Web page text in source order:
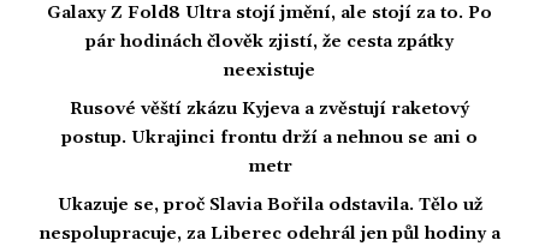
Galaxy Z Fold8 Ultra stojí jmění, ale stojí za to. Po
pár hodinách člověk zjistí, že cesta zpátky
neexistuje
Rusové věští zkázu Kyjeva a zvěstují raketový
postup. Ukrajinci frontu drží a nehnou se ani o
metr
Ukazuje se, proč Slavia Bořila odstavila. Tělo už
nespolupracuje, za Liberec odehrál jen půl hodiny a